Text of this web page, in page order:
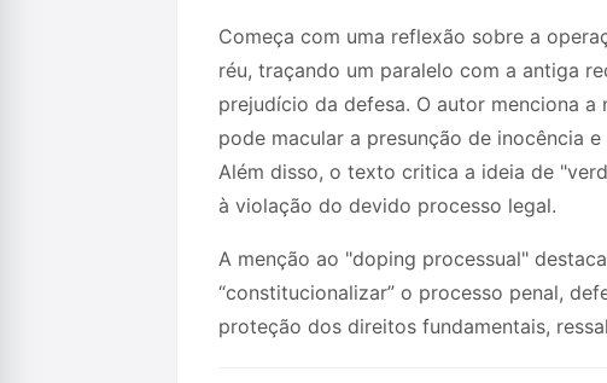
Começa com uma reflexão sobre a
réu, traçando um paralelo com a antiga
prejudício da defesa. O autor menciona
pode macular a presunção de inocência
Além disso, o texto critica a ideia de
à violação do devido processo legal.
A menção ao "doping processual"
“constitucionalizar” o processo penal,
proteção dos direitos fundamentais,